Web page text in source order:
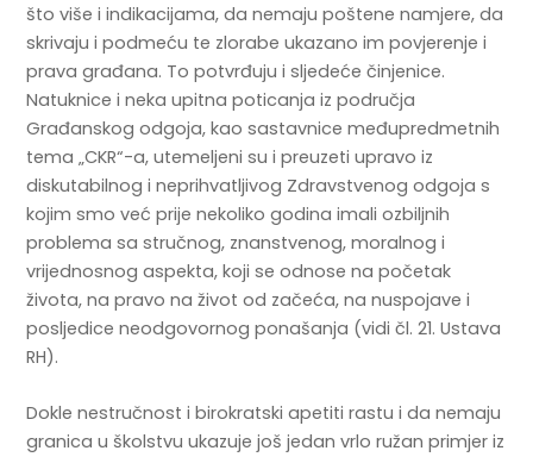
što više i indikacijama, da nemaju poštene namjere, da
skrivaju i podmeću te zlorabe ukazano im povjerenje i
prava građana. To potvrđuju i sljedeće činjenice.
Natuknice i neka upitna poticanja iz područja
Građanskog odgoja, kao sastavnice međupredmetnih
tema „CKR“-a, utemeljeni su i preuzeti upravo iz
diskutabilnog i neprihvatljivog Zdravstvenog odgoja s
kojim smo već prije nekoliko godina imali ozbiljnih
problema sa stručnog, znanstvenog, moralnog i
vrijednosnog aspekta, koji se odnose na početak
života, na pravo na život od začeća, na nuspojave i
posljedice neodgovornog ponašanja (vidi čl. 21. Ustava
RH).
Dokle nestručnost i birokratski apetiti rastu i da nemaju
granica u školstvu ukazuje još jedan vrlo ružan primjer iz